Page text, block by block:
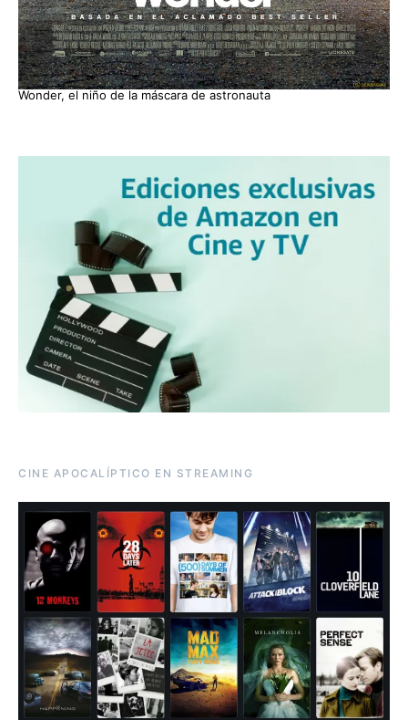
Wonder, el niño de la máscara de astronauta
CINE APOCALÍPTICO EN STREAMING